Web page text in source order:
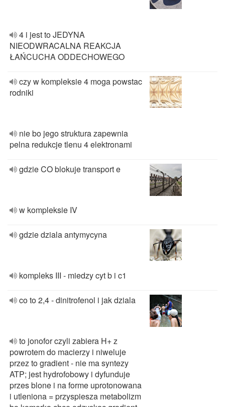
4 i jest to JEDYNA
NIEODWRACALNA REAKCJA
ŁAŃCUCHA ODDECHOWEGO
czy w kompleksie 4 moga powstac
rodniki
nie bo jego struktura zapewnia
pelna redukcje tlenu 4 elektronami
gdzie CO blokuje transport e
w kompleksie IV
gdzie dziala antymycyna
kompleks III - miedzy cyt b i c1
co to 2,4 - dinitrofenol i jak dziala
to jonofor czyli zabiera H+ z
powrotem do macierzy i niweluje
przez to gradient - nie ma syntezy
ATP; jest hydrofobowy i dyfunduje
przes blone i na forme uprotonowana
i utleniona = przyspiesza metabolizm